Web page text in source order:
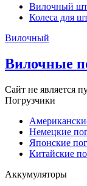
Вилочный
Колеса для
Вилочный
Вилочные
Сайт не является
Погрузчики
Немецкие
Японские
Китайские
Аккумуляторы